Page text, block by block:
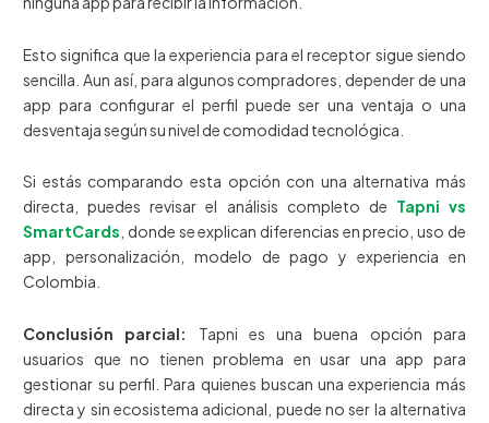
Esto significa que la experiencia para el receptor sigue siendo
sencilla. Aun así, para algunos compradores, depender de una
app para configurar el perfil puede ser una ventaja o una
desventaja según su nivel de comodidad tecnológica.
Si estás comparando esta opción con una alternativa más
directa, puedes revisar el análisis completo de Tapni vs
SmartCards , donde se explican diferencias en precio, uso de
app, personalización, modelo de pago y experiencia en
Colombia.
Conclusión parcial:
Tapni es una buena opción para
usuarios que no tienen problema en usar una app para
gestionar su perfil. Para quienes buscan una experiencia más
directa y sin ecosistema adicional, puede no ser la alternativa